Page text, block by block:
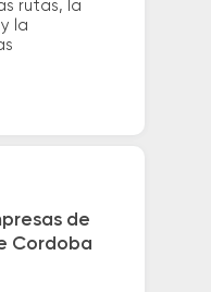
rutas, la
la
de
Cordoba